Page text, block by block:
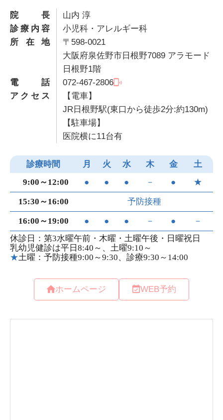
院長
山内 淳
診療内容
小児科・アレルギー科
所在地
〒598-0021
大阪府泉佐野市日根野7089 アラモード
日根野1階
電話
072-467-2806
アクセス
【電車】
JR日根野駅(東口から徒歩2分:約130m)
【駐車場】
医院横に11台有
ホームページ WEB予約